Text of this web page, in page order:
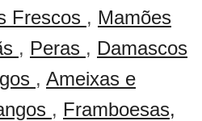
Frescos , Mamões
, Peras , Damascos
, Ameixas e
, Framboesas,